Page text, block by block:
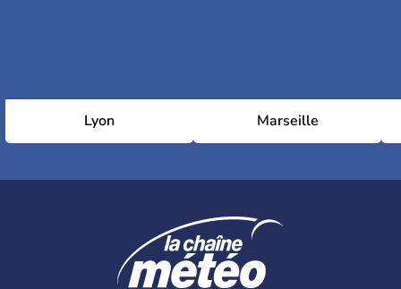
Lyon Marseille